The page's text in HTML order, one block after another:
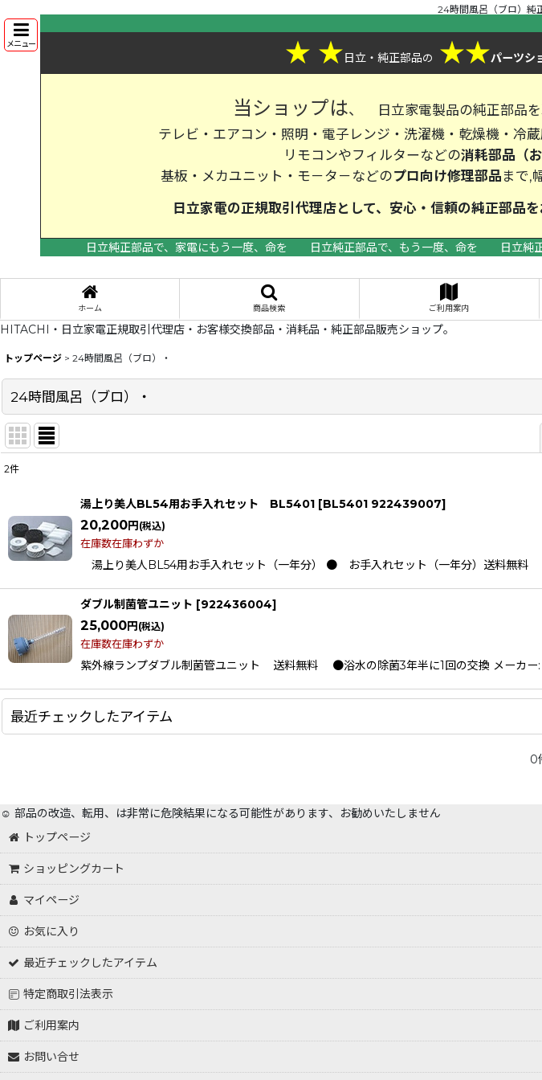
24時間風呂（ブロ）純
メニュー ★ ★日立・純正部品の ★★パーツシ
当ショップは、
日立家電製品の純正部品
テレビ・エアコン・照明・電子レンジ・洗濯機・乾燥機・冷
リモコンやフィルターなどの消耗部品（
基板・メカユニット・モ－タ－などのプロ向け修理部品 まで,
日立家電の正規取引代理店として、安心・信頼
日立純正部品で、家電にもう一度、命を
日立純正部品で、もう一度、命を 日立純
ホーム 商品検索 ご利用案内
HITACHI・日立家電正規取引代理店・お客様交換部品・消耗品・純正部品販売ショップ。
トップページ > 24時間風呂（ブロ）・
24時間風呂（ブロ）・
表示数:
2件
湯上り美人BL54用お手入れセット BL5401 [BL5401 922439007]
20,200円 (税込)
在庫数在庫わずか
湯上り美人BL54用お手入れセット（一年分） ● お手入れセット（一年分
ダブル制菌管ユニット [922436004]
25,000円 (税込)
在庫数在庫わずか
紫外線ランプダブル制菌管ユニット 送料無料 ●浴水の除菌3年半に1回の交換 メーカ
最近チェックしたアイテム
0
☺️ 部品の改造、転用、は非常に危険結果になる可能性があります、お勧めいたしません
トップページ
ショッピングカート
マイページ
お気に入り
最近チェックしたアイテム
特定商取引法表示
ご利用案内
お問い合せ